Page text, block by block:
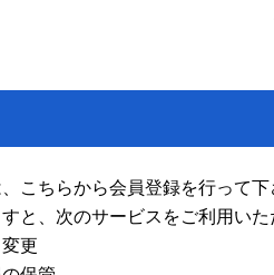
こちらから会員登録を行って下
と、次のサービスをご利用いた
更